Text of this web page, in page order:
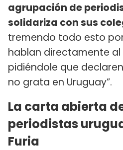
agrupación de
solidariza con sus
tremendo todo esto
hablan directamente al
pidiéndole que
no grata en Uruguay”.
La carta abierta
periodistas
Furia